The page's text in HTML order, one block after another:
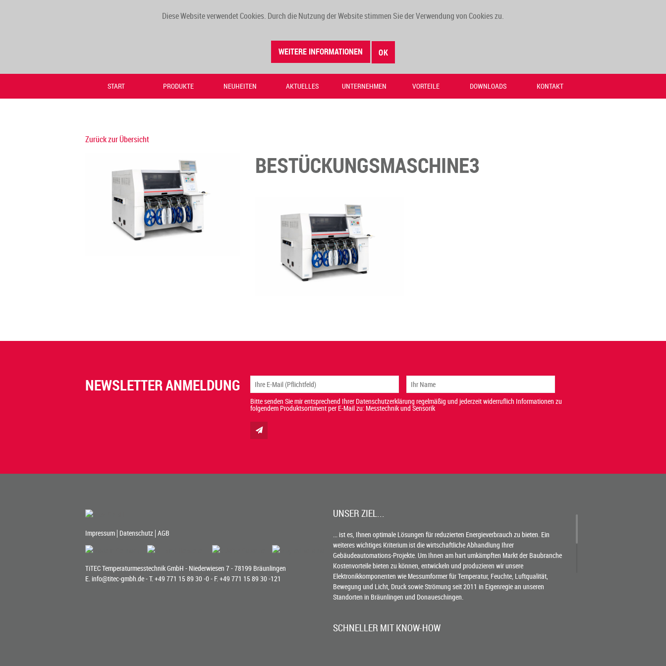
Diese Website verwendet Cookies. Durch die Nutzung der Website stimmen Sie der Verwendung von Cookies zu.
WEITERE INFORMATIONEN OK
START PRODUKTE NEUHEITEN AKTUELLES UNTERNEHMEN VORTEILE DOWNLOADS KONTAKT
Zurück zur Übersicht
BESTÜCKUNGSMASCHINE3
NEWSLETTER ANMELDUNG
Bitte senden Sie mir entsprechend Ihrer Datenschutzerklärung regelmäßig und jederzeit widerruflich Informationen zu
folgendem Produktsortiment per E-Mail zu: Messtechnik und Sensorik
Impressum Datenschutz AGB
TiTEC Temperaturmesstechnik GmbH - Niederwiesen 7 - 78199 Bräunlingen
E. info@titec-gmbh.de- T. +49 771 15 89 30 -0- F. +49 771 15 89 30 -121
UNSER ZIEL...
... ist es, Ihnen optimale Lösungen für reduzierten Energieverbrauch zu bieten. Ein
weiteres wichtiges Kriterium ist die wirtschaftliche Abhandlung Ihrer
Gebäudeautomations-Projekte. Um Ihnen am hart umkämpften Markt der Baubranche
Kostenvorteile bieten zu können, entwickeln und produzieren wir unsere
Elektronikkomponenten wie Messumformer für Temperatur, Feuchte, Luftqualität,
Bewegung und Licht, Druck sowie Strömung seit 2011 in Eigenregie an unseren
Standorten in Bräunlingen und Donaueschingen.
SCHNELLER MIT KNOW-HOW